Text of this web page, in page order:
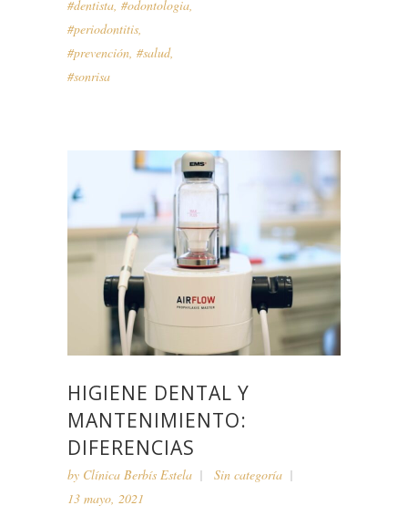
#dentista, #odontologia,
#periodontitis,
#prevención, #salud,
#sonrisa
HIGIENE DENTAL Y
MANTENIMIENTO:
DIFERENCIAS
by Clínica Berbís Estela
Sin categoría
13 mayo, 2021